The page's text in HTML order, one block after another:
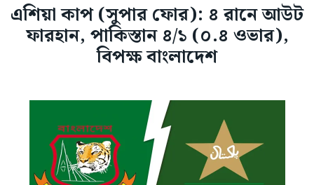
এশিয়া কাপ (সুপার ফোর): ৪ রানে আউট
ফারহান, পাকিস্তান ৪/১ (০.৪ ওভার),
বিপক্ষ বাংলাদেশ